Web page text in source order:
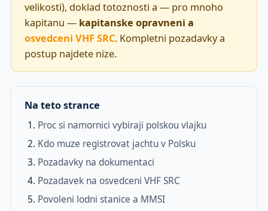
velikosti), doklad totoznosti a — pro mnoho
kapitanu — kapitanske opravneni a
osvedceni VHF SRC. Kompletni pozadavky a
postup najdete nize.
Na teto strance
Proc si namornici vybiraji polskou vlajku
Kdo muze registrovat jachtu v Polsku
Pozadavky na dokumentaci
Pozadavek na osvedceni VHF SRC
Povoleni lodni stanice a MMSI